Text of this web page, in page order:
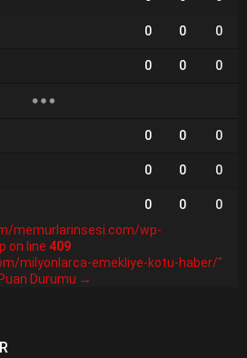
0 0 0
0 0 0
0 0 0
0 0 0
0 0
0
memurlarinsesi.com/wp-
on line 409
milyonlarca-emekliye-kotu-haber/"
Durumu →